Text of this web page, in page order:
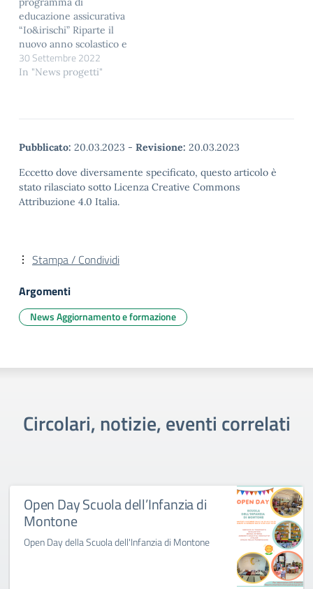
VOCE CONDIVISA
SHARED READING
ALOUD Perugia, 1-2
Dicembre 2022 Il
Convegno si…
educazione assicurativa
“Io&irischi” Riparte il
nuovo anno scolastico e
torna in classe Io&irischi,
il programma di
l’Associazione Europea
per l’Educazione
Economica (AEEE Italia)
e il Patrocinio dell’Istituto
Nazionale di
l’obiettivo…
30 Settembre 2022
In "News progetti"
Pubblicato: 20.03.2023 - Revisione: 20.03.2023
Eccetto dove diversamente specificato, questo articolo è
stato rilasciato sotto Licenza Creative Commons
Attribuzione 4.0 Italia.
Stampa / Condividi
Argomenti
News Aggiornamento e formazione
Circolari, notizie, eventi correlati
Open Day Scuola dell’Infanzia di
Montone
Open Day della Scuola dell'Infanzia di Montone